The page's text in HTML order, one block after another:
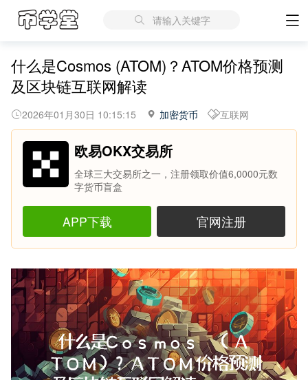
请输入关键字
什么是Cosmos (ATOM)？ATOM价格预测
及区块链互联网解读
2026年01月30日 10:15:15 加密货币 互联网
欧易OKX交易所
全球三大交易所之一，注册领取价值6,0000元数
字货币盲盒
APP下载 官网注册